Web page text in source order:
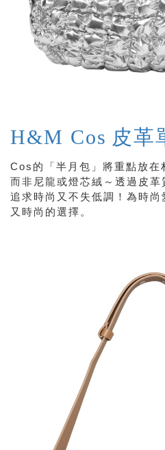
H&M Cos 皮革
Cos的 「半月包」 將重點放在
而非尼龍或燈芯絨～透過皮
追求時尚又不失低調！為時
又時尚的選擇。